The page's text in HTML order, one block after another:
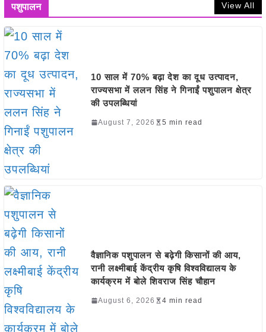
पशुपालन View All
10 साल में 70% बढ़ा देश का दूध उत्पादन,
राज्यसभा में ललन सिंह ने गिनाईं पशुपालन क्षेत्र
की उपलब्धियां
August 7, 2026 5 min read
वैज्ञानिक पशुपालन से बढ़ेगी किसानों की आय,
रानी लक्ष्मीबाई केंद्रीय कृषि विश्वविद्यालय के
कार्यक्रम में बोले शिवराज सिंह चौहान
August 6, 2026 4 min read